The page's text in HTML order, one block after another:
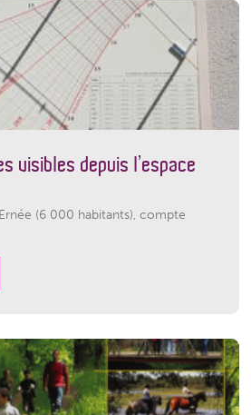
visibles depuis l’espace
(6 000 habitants), compte